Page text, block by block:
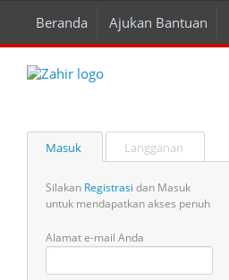
Beranda Ajukan Bantuan
Masuk Langganan
Silakan Registrasi dan Masuk
untuk mendapatkan akses penuh
Alamat e-mail Anda